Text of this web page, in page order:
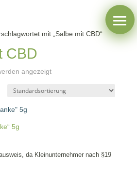
mit „Salbe mit CBD“
CBD
angezeigt
5g
da Kleinunternehmer nach §19